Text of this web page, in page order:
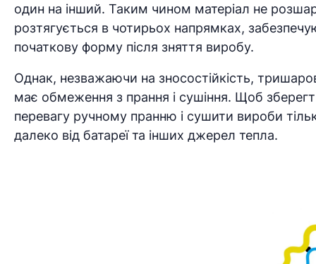
один на інший. Таким чином матеріал не
розтягується в чотирьох напрямках,
початкову форму після зняття виробу.
Однак, незважаючи на зносостійкість,
має обмеження з прання і сушіння. Щоб
перевагу ручному пранню і сушити вироби
далеко від батареї та інших джерел тепла.